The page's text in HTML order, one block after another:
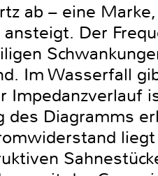
ab – eine
Der
Im Wasserfall
Impedanzverlauf
Diagramms